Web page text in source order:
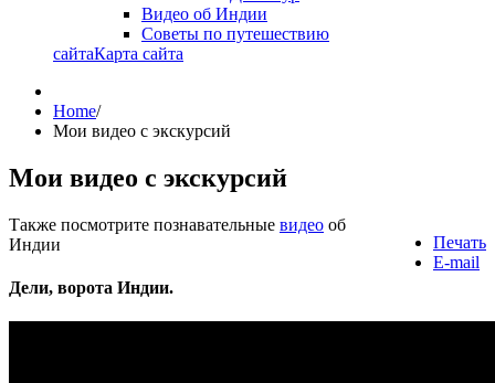
Видео об Индии
Советы по путешествию
сайтаКарта сайта
Home/
Мои видео с экскурсий
Мои видео с экскурсий
Печать
E-mail
Также посмотрите познавательные видео об
Индии
Дели, ворота Индии.